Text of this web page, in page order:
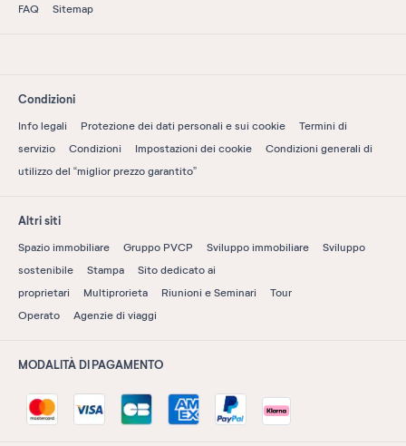
FAQ Sitemap
Condizioni
Info legali Protezione dei dati personali e sui cookie
Termini di
servizio
Condizioni Impostazioni dei cookie
Condizioni generali di
utilizzo del “miglior prezzo garantito”
Altri siti
Spazio immobiliare Gruppo PVCP Sviluppo immobiliare
Sviluppo
sostenibile
Stampa
Sito dedicato ai
proprietari
Multiprorieta Riunioni e Seminari
Tour
Operato
Agenzie di viaggi
MODALITÀ DI PAGAMENTO